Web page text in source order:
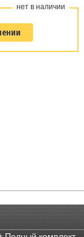
нет в наличии